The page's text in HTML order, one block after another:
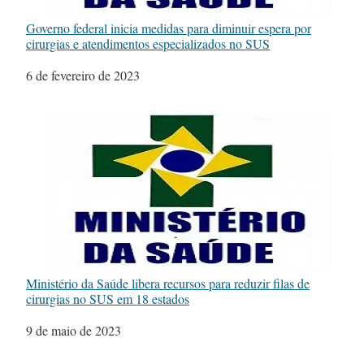
Governo federal inicia medidas para diminuir espera por
cirurgias e atendimentos especializados no SUS
Data
6 de fevereiro de 2023
Ministério da Saúde libera recursos para reduzir filas de
cirurgias no SUS em 18 estados
Data
9 de maio de 2023